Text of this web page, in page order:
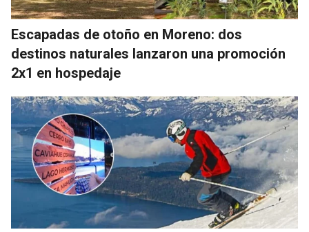
Escapadas de otoño en Moreno: dos
destinos naturales lanzaron una promoción
2x1 en hospedaje